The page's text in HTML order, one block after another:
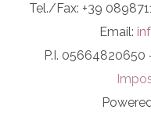
Tel./Fax: +39
Email:
P.I. 05664820650